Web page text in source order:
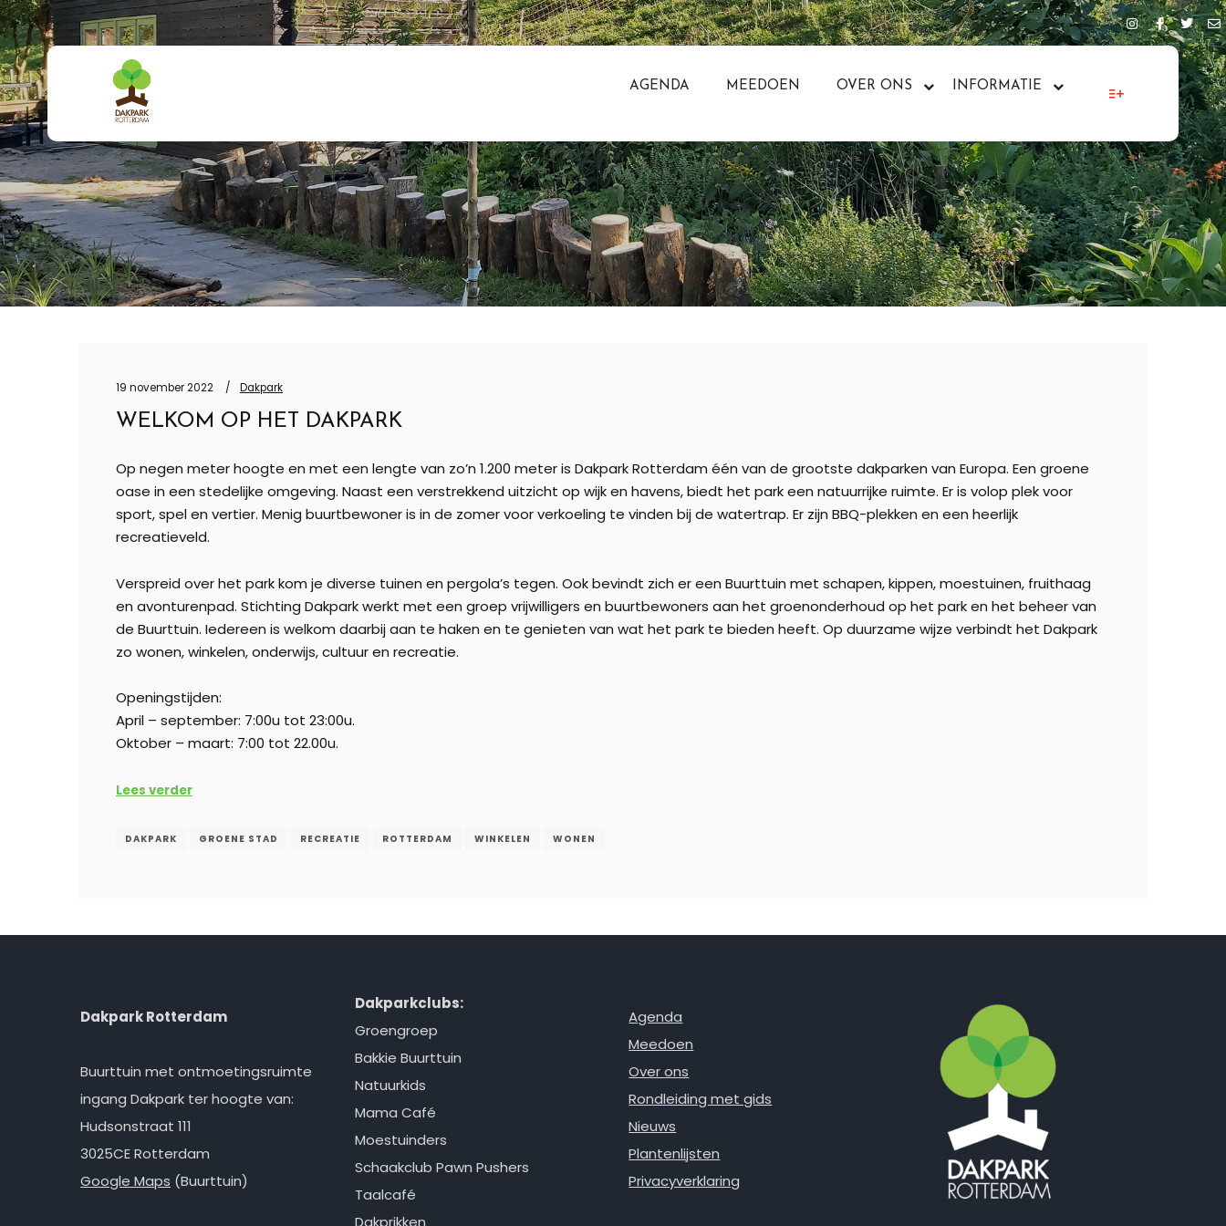
AGENDA MEEDOEN OVER ONS INFORMATIE
TAG ARCHIEVEN:WINKELEN
19 november 2022 Dakpark
WELKOM OP HET DAKPARK
Op negen meter hoogte en met een lengte van zo’n 1.200 meter is Dakpark Rotterdam één van de grootste dakparken van Europa. Een groene
oase in een stedelijke omgeving. Naast een verstrekkend uitzicht op wijk en havens, biedt het park een natuurrijke ruimte. Er is volop plek voor
sport, spel en vertier. Menig buurtbewoner is in de zomer voor verkoeling te vinden bij de watertrap. Er zijn BBQ-plekken en een heerlijk
recreatieveld.
Verspreid over het park kom je diverse tuinen en pergola’s tegen. Ook bevindt zich er een Buurttuin met schapen, kippen, moestuinen, fruithaag
en avonturenpad. Stichting Dakpark werkt met een groep vrijwilligers en buurtbewoners aan het groenonderhoud op het park en het beheer van
de Buurttuin. Iedereen is welkom daarbij aan te haken en te genieten van wat het park te bieden heeft. Op duurzame wijze verbindt het Dakpark
zo wonen, winkelen, onderwijs, cultuur en recreatie.
Openingstijden:
April – september: 7:00u tot 23:00u.
Oktober – maart: 7:00 tot 22.00u.
Lees verder
DAKPARK GROENE STAD RECREATIE ROTTERDAM WINKELEN WONEN
Dakpark Rotterdam
Buurttuin met ontmoetingsruimte
ingang Dakpark ter hoogte van:
Hudsonstraat 111
3025CE Rotterdam
Google Maps (Buurttuin)
Dakparkclubs:
Groengroep
Bakkie Buurttuin
Natuurkids
Mama Café
Moestuinders
Schaakclub Pawn Pushers
Taalcafé
Dakprikken
Agenda
Meedoen
Over ons
Rondleiding met gids
Nieuws
Plantenlijsten
Privacyverklaring